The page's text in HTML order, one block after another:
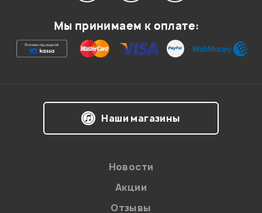
согласиена обработку персональных данных в
соответствии сПолитикой в отношении обработки
персональных данных.
Мы принимаем к оплате:
Наши магазины
Новости
Акции
Отзывы